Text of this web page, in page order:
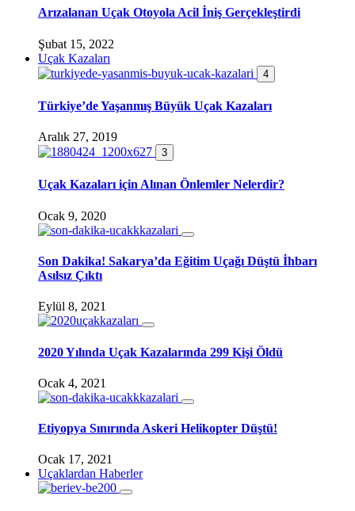
Arızalanan Uçak Otoyola Acil İniş Gerçekleştirdi
Şubat 15, 2022
Uçak Kazaları
4
Türkiye’de Yaşanmış Büyük Uçak Kazaları
Aralık 27, 2019
3
Uçak Kazaları için Alınan Önlemler Nelerdir?
Ocak 9, 2020
Son Dakika! Sakarya’da Eğitim Uçağı Düştü İhbarı
Asılsız Çıktı
Eylül 8, 2021
2020 Yılında Uçak Kazalarında 299 Kişi Öldü
Ocak 4, 2021
Etiyopya Sınırında Askeri Helikopter Düştü!
Ocak 17, 2021
Uçaklardan Haberler